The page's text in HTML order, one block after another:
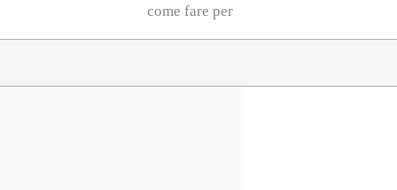
come fare per